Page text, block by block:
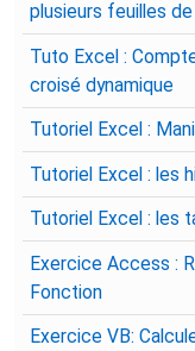
plusieurs feuilles de
Tuto Excel :
croisé dynamique
Tutoriel Excel :
Tutoriel Excel : les
Tutoriel Excel : les
Exercice Access :
Fonction
Exercice VB: